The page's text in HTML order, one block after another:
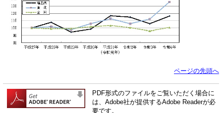
ページの先頭へ
PDF形式のファイルをご覧いただく場合に
は、Adobe社が提供するAdobe Readerが必
要です。